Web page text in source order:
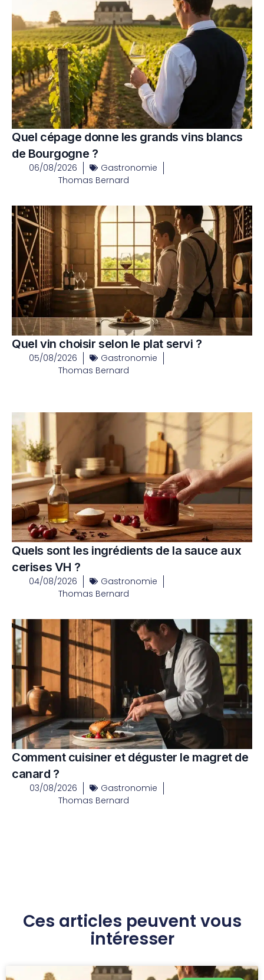
Quel cépage donne les grands vins blancs
de Bourgogne ?
06/08/2026
Gastronomie
Thomas Bernard
Quel vin choisir selon le plat servi ?
05/08/2026
Gastronomie
Thomas Bernard
Quels sont les ingrédients de la sauce aux
cerises VH ?
04/08/2026
Gastronomie
Thomas Bernard
Comment cuisiner et déguster le magret de
canard ?
03/08/2026
Gastronomie
Thomas Bernard
Ces articles peuvent vous
intéresser